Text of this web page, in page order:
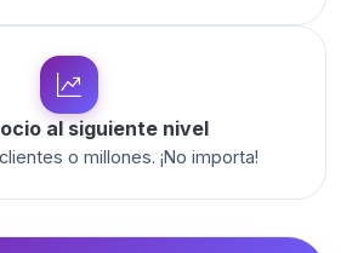
al siguiente nivel
o millones. ¡No importa!